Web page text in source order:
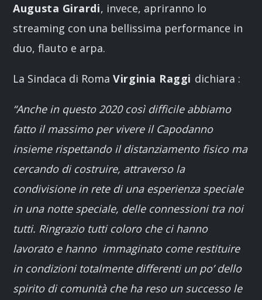
Augusta Girardi, invece, apriranno lo
streaming con una bellissima performance in
duo, flauto e arpa.
La Sindaca di RomaVirginia Raggi dichiara :
“Anche in questo 2020 così difficile abbiamo
fatto il massimo per vivere il Capodanno
insieme rispettando il distanziamento fisico ma
cercando di costruire, attraverso la
condivisione in rete di una esperienza speciale
in una notte speciale, delle connessioni tra noi
tutti. Ringrazio tutti coloro che ci hanno
lavorato e hanno immaginato come restituire
in condizioni totalmente differenti un po’ dello
spirito di comunità che ha reso un successo le